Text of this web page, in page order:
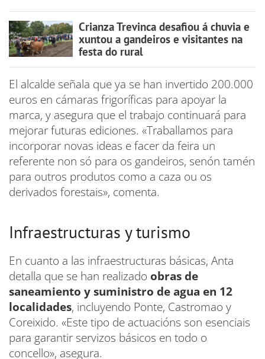
Crianza Trevinca desafiou á chuvia e
xuntou a gandeiros e visitantes na
festa do rural
El alcalde señala que ya se han invertido 200.000
euros en cámaras frigoríficas para apoyar la
marca, y asegura que el trabajo continuará para
mejorar futuras ediciones. «Traballamos para
incorporar novas ideas e facer da feira un
referente non só para os gandeiros, senón tamén
para outros produtos como a caza ou os
derivados forestais», comenta.
Infraestructuras y turismo
En cuanto a las infraestructuras básicas, Anta
detalla que se han realizado obras de
saneamiento y suministro de agua en 12
localidades, incluyendo Ponte, Castromao y
Coreixido. «Este tipo de actuacións son esenciais
para garantir servizos básicos en todo o
concello», asegura.